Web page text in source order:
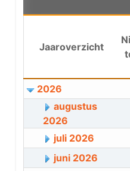
Jaaroverzicht
2026
augustus
2026
juli 2026
juni 2026